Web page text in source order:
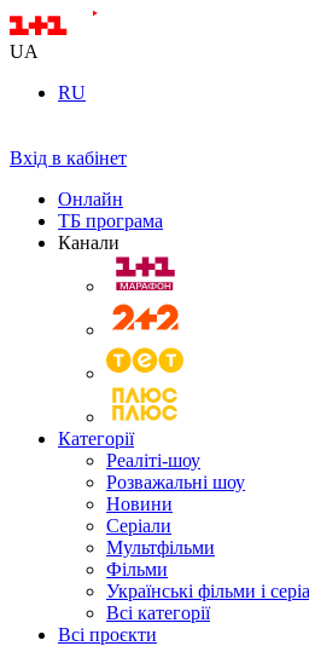
UA
RU
Вхід в кабінет
Онлайн
ТБ програма
Канали
Категорії
Реаліті-шоу
Розважальні шоу
Новини
Серіали
Мультфільми
Фільми
Українські фільми і
Всі категорії
Всі проєкти